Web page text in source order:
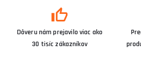
Dôveru nám prejavilo viac ako
30 tisíc zákazníkov